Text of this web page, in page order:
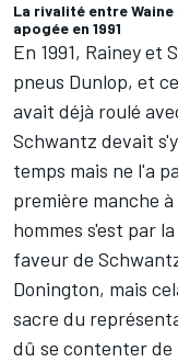
La rivalité entre
apogée en 1991
En 1991, Rainey
pneus Dunlop, et
avait déjà roulé
Schwantz devait
temps mais ne l'a
première manche
hommes s'est par
faveur de
Donington, mais
sacre du
dû se contenter de